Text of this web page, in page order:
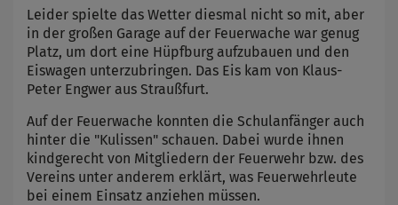
Leider spielte das Wetter diesmal nicht so mit, aber
in der großen Garage auf der Feuerwache war genug
Platz, um dort eine Hüpfburg aufzubauen und den
Eiswagen unterzubringen. Das Eis kam von Klaus-
Peter Engwer aus Straußfurt.
Auf der Feuerwache konnten die Schulanfänger auch
hinter die "Kulissen" schauen. Dabei wurde ihnen
kindgerecht von Mitgliedern der Feuerwehr bzw. des
Vereins unter anderem erklärt, was Feuerwehrleute
bei einem Einsatz anziehen müssen.